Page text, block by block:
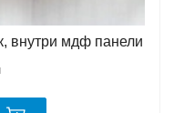
внутри мдф панели